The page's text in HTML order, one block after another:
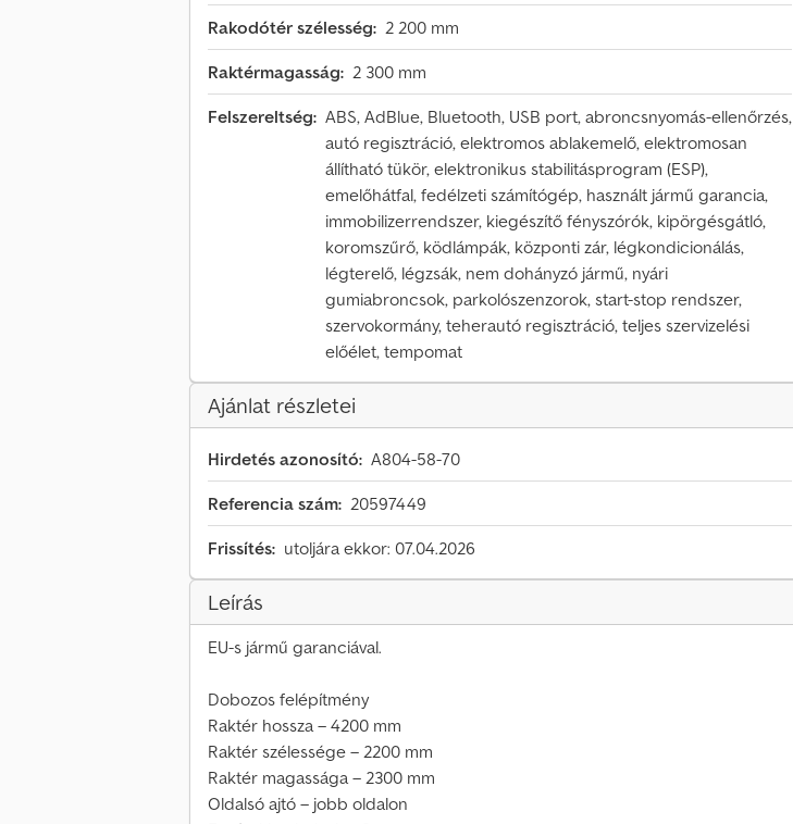
Rakodótér szélesség: 2 200 mm
Raktérmagasság: 2 300 mm
Felszereltség: ABS, AdBlue, Bluetooth, USB port, abroncsnyomás-ellenőrzés,
autó regisztráció, elektromos ablakemelő, elektromosan
állítható tükör, elektronikus stabilitásprogram (ESP),
emelőhátfal, fedélzeti számítógép, használt jármű garancia,
immobilizerrendszer, kiegészítő fényszórók, kipörgésgátló,
koromszűrő, ködlámpák, központi zár, légkondicionálás,
légterelő, légzsák, nem dohányzó jármű, nyári
gumiabroncsok, parkolószenzorok, start-stop rendszer,
szervokormány, teherautó regisztráció, teljes szervizelési
előélet, tempomat
Ajánlat részletei
Hirdetés azonosító: A804-58-70
Referencia szám: 20597449
Frissítés: utoljára ekkor: 07.04.2026
Leírás
EU-s jármű garanciával.
Dobozos felépítmény
Raktér hossza – 4200 mm
Raktér szélessége – 2200 mm
Raktér magassága – 2300 mm
Oldalsó ajtó – jobb oldalon